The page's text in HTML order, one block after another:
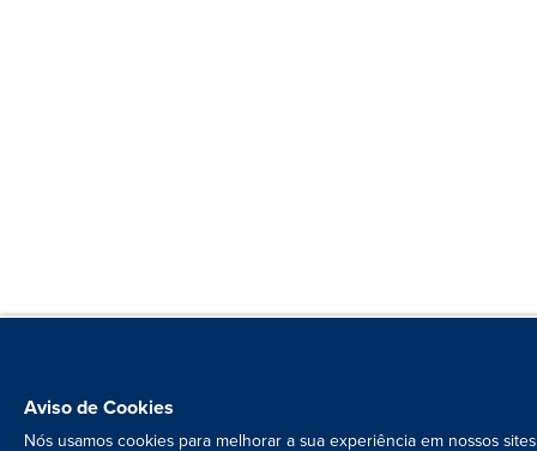
Aviso de Cookies
Nós usamos cookies para melhorar a sua experiência em nossos